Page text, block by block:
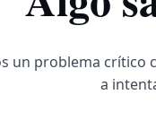
un problema crítico
a